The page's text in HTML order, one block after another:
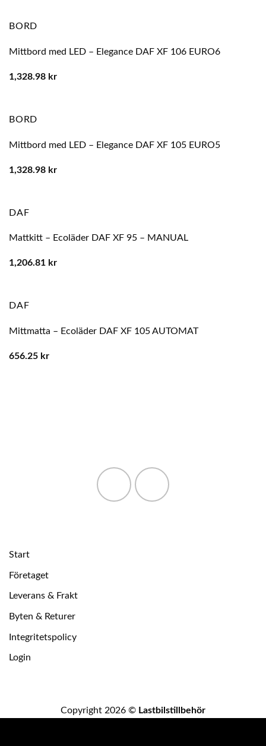
BORD
Mittbord med LED – Elegance DAF XF 106 EURO6
1,328.98 kr
BORD
Mittbord med LED – Elegance DAF XF 105 EURO5
1,328.98 kr
DAF
Mattkitt – Ecoläder DAF XF 95 – MANUAL
1,206.81 kr
DAF
Mittmatta – Ecoläder DAF XF 105 AUTOMAT
656.25 kr
Start
Företaget
Leverans & Frakt
Byten & Returer
Integritetspolicy
Login
Copyright 2026 © Lastbilstillbehör